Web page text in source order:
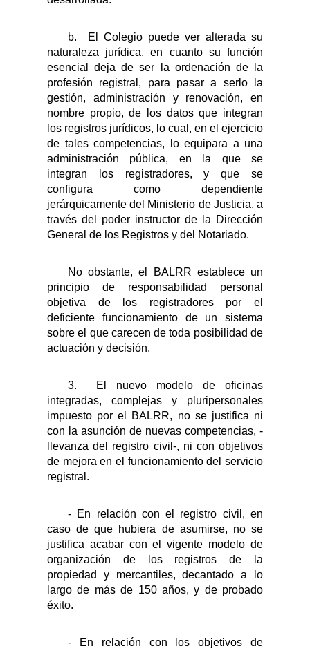
b.
El Colegio puede ver alterada su
naturaleza jurídica, en cuanto su función
esencial deja de ser la ordenación de la
profesión registral, para pasar a serlo la
gestión, administración y renovación, en
nombre propio, de los datos que integran
los registros jurídicos, lo cual, en el ejercicio
de tales competencias, lo equipara a una
administración pública, en la que se
integran los registradores, y que se
configura como dependiente
jerárquicamente del Ministerio de Justicia, a
través del poder instructor de la Dirección
General de los Registros y del Notariado.
No obstante, el BALRR establece un
principio de responsabilidad personal
objetiva de los registradores por el
deficiente funcionamiento de un sistema
sobre el que carecen de toda posibilidad de
actuación y decisión.
3.
El nuevo modelo de oficinas
integradas, complejas y pluripersonales
impuesto por el BALRR, no se justifica ni
con la asunción de nuevas competencias, -
llevanza del registro civil-, ni con objetivos
de mejora en el funcionamiento del servicio
registral.
- En relación con el registro civil, en
caso de que hubiera de asumirse, no se
justifica acabar con el vigente modelo de
organización de los registros de la
propiedad y mercantiles, decantado a lo
largo de más de 150 años, y de probado
éxito.
- En relación con los objetivos de